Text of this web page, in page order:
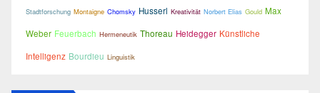
Stadtforschung Montaigne Chomsky Husserl Kreativität Norbert Elias Gould Max
Weber Feuerbach Hermeneutik Thoreau Heidegger Künstliche
Intelligenz Bourdieu Linguistik